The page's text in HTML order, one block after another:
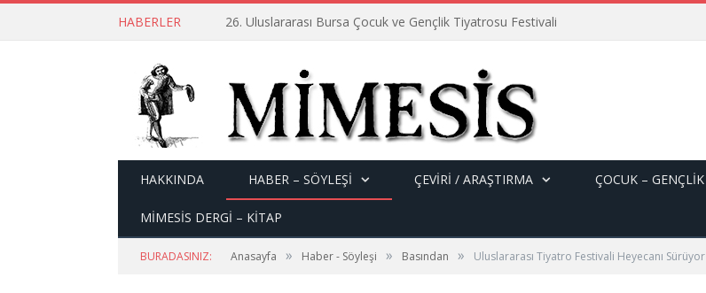
HABERLER 26. Uluslararası Bursa Çocuk ve Gençlik Tiyatrosu Festivali
HAKKINDA HABER – SÖYLEŞI ÇEVİRİ / ARAŞTIRMA ÇOCUK – GENÇLIK
MİMESİS DERGİ – KİTAP
BURADASINIZ: Anasayfa » Haber - Söyleşi » Basından » Uluslararası Tiyatro Festivali Heyecanı Sürüyor